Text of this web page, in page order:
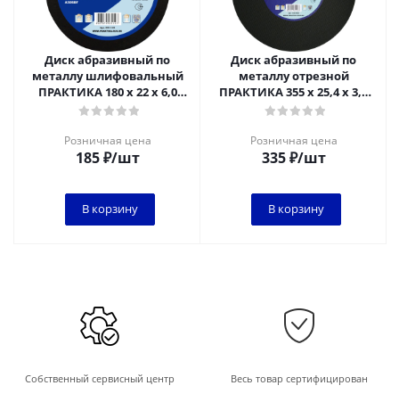
Диск абразивный по
металлу шлифовальный
ПРАКТИКА 180 х 22 х 6,0
мм**
Розничная цена
185₽/шт
В корзину
Диск абразивный по
металлу отрезной
ПРАКТИКА 355 х 25,4 х 3,5
мм
Розничная цена
335₽/шт
В корзину
Собственный сервисный центр Весь товар сертифицирован